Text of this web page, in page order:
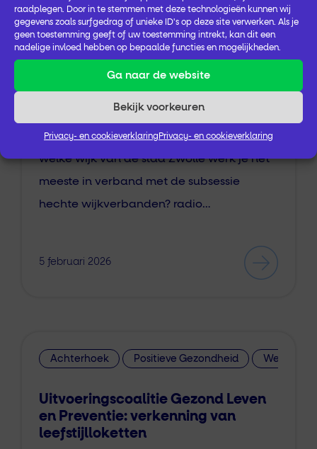
raadplegen. Door in te stemmen met deze technologieën kunnen wij
gegevens zoals surfgedrag of unieke ID's op deze site verwerken. Als je
geen toestemming geeft of uw toestemming intrekt, kan dit een
nadelige invloed hebben op bepaalde functies en mogelijkheden.
Ga naar de website
Bekijk voorkeuren
Privacy- en cookieverklaring Privacy- en cookieverklaring
Circus van verbinding –
samenwerken aan
zorgtransformatie
…Leefstijlinterventie (GLI) – volwassenen
Welzijn op Recept/ sociaal verwijzen 1 In
welke wijk van de stad Zwolle werk je het
meeste in verband met de subsessie
hechte wijkverbanden? radio…
5 februari 2026
Achterhoek Positieve Gezondheid Welzijn op
Uitvoeringscoalitie Gezond Leven
en Preventie: verkenning van
leefstijlloketten